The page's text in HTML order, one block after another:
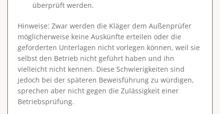
überprüft werden.
Hinweise: Zwar werden die Kläger dem Außenprüfer
möglicherweise keine Auskünfte erteilen oder die
geforderten Unterlagen nicht vorlegen können, weil sie
selbst den Betrieb nicht geführt haben und ihn
vielleicht nicht kennen. Diese Schwierigkeiten sind
jedoch bei der späteren Beweisführung zu würdigen,
sprechen aber nicht gegen die Zulässigkeit einer
Betriebsprüfung.